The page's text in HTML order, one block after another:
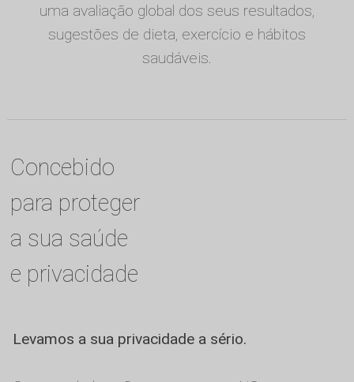
uma avaliação global dos seus resultados,
sugestões de dieta, exercício e hábitos
saudáveis.
Concebido
para proteger
a sua saúde
e privacidade
Levamos a sua privacidade a sério.